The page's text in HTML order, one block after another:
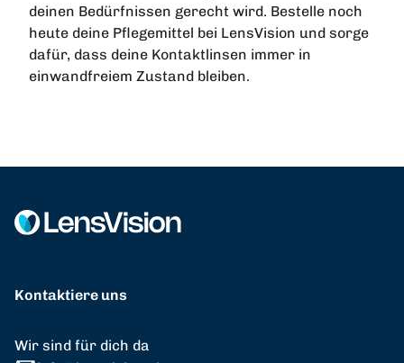
deinen Bedürfnissen gerecht wird. Bestelle noch
heute deine Pflegemittel bei LensVision und sorge
dafür, dass deine Kontaktlinsen immer in
einwandfreiem Zustand bleiben.
Kontaktiere uns
Wir sind für dich da